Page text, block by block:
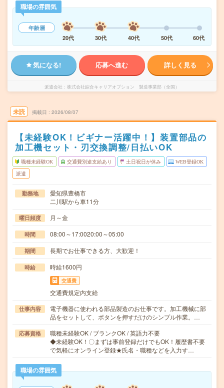
職場の雰囲気
年齢層
20代
30代 40代 50代 60代
気になる! 応募へ進む 詳しく見る
派遣会社 株式会社綜合キャリアオプション 製造事業部（全国）
未読 掲載日 2026/08/07
【未経験OK！ビギナー活躍中！】装置部品の
加工機セット・刃交換調整/日払いOK
職種未経験OK 交通費別途支給あり 土日祝日が休み WEB登録OK
派遣
勤務地
愛知県豊橋市
二川駅から車11分
曜日頻度 月～金
時間 08:00～17:0020:00～05:00
期間 長期でお仕事できる方、大歓迎！
時給 時給1600円
交通費
交通費規定内支給
仕事内容
電子機器に使われる部品製造のお仕事です。加工機械に部
品をセットして、ボタンを押すだけのシンプル作業。…
応募資格
職種未経験OK / ブランクOK / 英語力不要
◆未経験OK！〇まずは事前登録だけでもOK！履歴書不要
で気軽にオンライン登録★氏名・職種などを入力す…
職場の雰囲気